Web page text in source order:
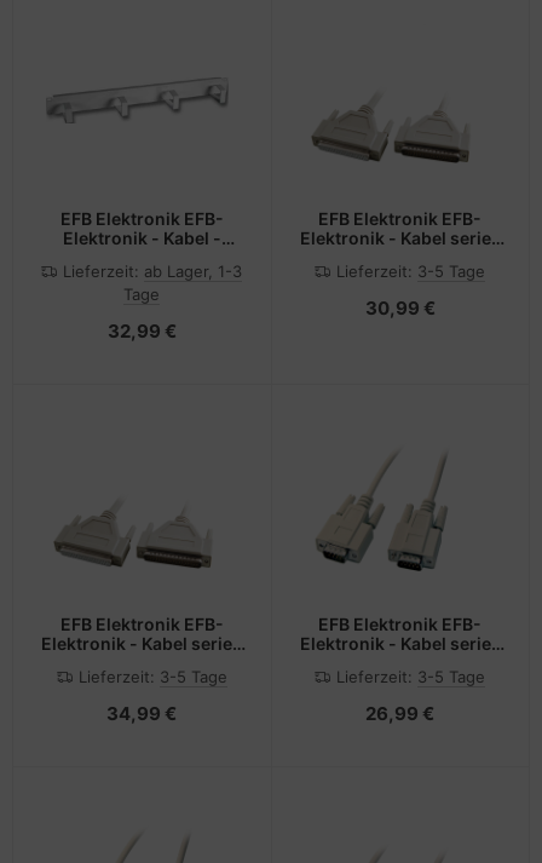
EFB Elektronik EFB-
Elektronik - Kabel -
- 48.3 cm (19")
Lieferzeit: ab Lager, 1-3
Tage
32,99 €
EFB Elektronik EFB-
Elektronik - Kabel seriell
(W)
Lieferzeit: 3-5 Tage
30,99 €
EFB Elektronik EFB-
Elektronik - Kabel seriell
(M)
Lieferzeit: 3-5 Tage
34,99 €
EFB Elektronik EFB-
Elektronik - Kabel seriell
Lieferzeit: 3-5 Tage
26,99 €